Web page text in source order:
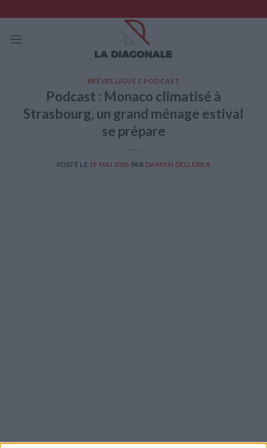
to
content
BRÈVES LIGUE 1 PODCAST
Podcast : Monaco climatisé à
Strasbourg, un grand ménage estival
se prépare
POSTÉ LE 19 MAI 2026 PAR DAMIEN DELLERBA